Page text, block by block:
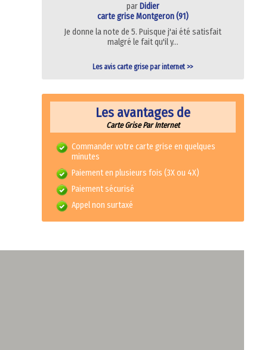
par Didier
carte grise Montgeron (91)
Je donne la note de 5. Puisque j'ai été satisfait
malgré le fait qu'il y…
Les avis carte grise par internet >>
Les avantages de
Carte Grise Par Internet
Commander votre carte grise en quelques
minutes
Paiement en plusieurs fois (3X ou 4X)
Paiement sécurisé
Appel non surtaxé